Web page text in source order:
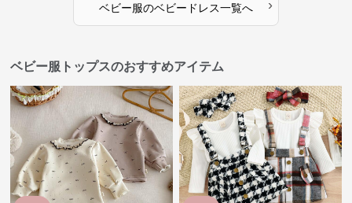
ベビー服のベビードレス一覧へ ›
ベビー服トップスのおすすめアイテム